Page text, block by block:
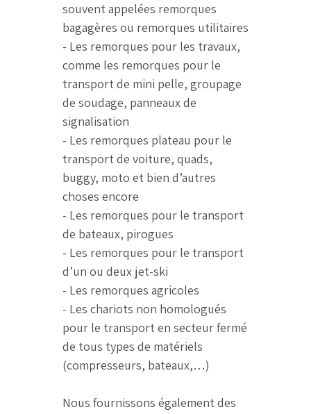
souvent appelées remorques
bagagères ou remorques utilitaires
- Les remorques pour les travaux,
comme les remorques pour le
transport de mini pelle, groupage
de soudage, panneaux de
signalisation
- Les remorques plateau pour le
transport de voiture, quads,
buggy, moto et bien d’autres
choses encore
- Les remorques pour le transport
de bateaux, pirogues
- Les remorques pour le transport
d’un ou deux jet-ski
- Les remorques agricoles
- Les chariots non homologués
pour le transport en secteur fermé
de tous types de matériels
(compresseurs, bateaux,…)
Nous fournissons également des